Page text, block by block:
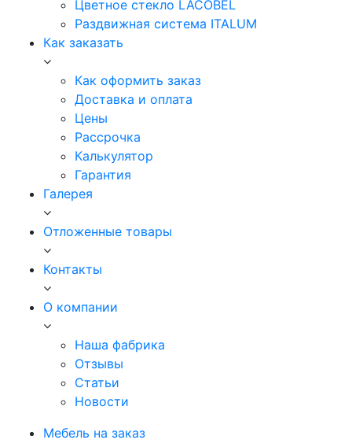
Цветное стекло LACOBEL
Раздвижная система ITALUM
Как заказать
Как оформить заказ
Доставка и оплата
Цены
Рассрочка
Калькулятор
Гарантия
Галерея
Отложенные товары
Контакты
О компании
Наша фабрика
Отзывы
Статьи
Новости
Мебель на заказ